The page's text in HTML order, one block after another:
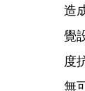
造
覺
度
無